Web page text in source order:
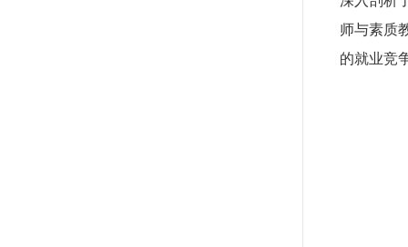
师与素质
的就业竞